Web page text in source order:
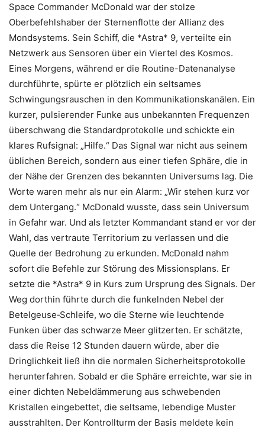
Space Commander McDonald war der stolze
Oberbefehlshaber der Sternenflotte der Allianz des
Mondsystems. Sein Schiff, die *Astra* 9, verteilte ein
Netzwerk aus Sensoren über ein Viertel des Kosmos.
Eines Morgens, während er die Routine-Datenanalyse
durchführte, spürte er plötzlich ein seltsames
Schwingungsrauschen in den Kommunikationskanälen. Ein
kurzer, pulsierender Funke aus unbekannten Frequenzen
überschwang die Standardprotokolle und schickte ein
klares Rufsignal: „Hilfe.“ Das Signal war nicht aus seinem
üblichen Bereich, sondern aus einer tiefen Sphäre, die in
der Nähe der Grenzen des bekannten Universums lag. Die
Worte waren mehr als nur ein Alarm: „Wir stehen kurz vor
dem Untergang.“ McDonald wusste, dass sein Universum
in Gefahr war. Und als letzter Kommandant stand er vor der
Wahl, das vertraute Territorium zu verlassen und die
Quelle der Bedrohung zu erkunden. McDonald nahm
sofort die Befehle zur Störung des Missionsplans. Er
setzte die *Astra* 9 in Kurs zum Ursprung des Signals. Der
Weg dorthin führte durch die funkelnden Nebel der
Betelgeuse‑Schleife, wo die Sterne wie leuchtende
Funken über das schwarze Meer glitzerten. Er schätzte,
dass die Reise 12 Stunden dauern würde, aber die
Dringlichkeit ließ ihn die normalen Sicherheitsprotokolle
herunterfahren. Sobald er die Sphäre erreichte, war sie in
einer dichten Nebeldämmerung aus schwebenden
Kristallen eingebettet, die seltsame, lebendige Muster
ausstrahlten. Der Kontrollturm der Basis meldete kein